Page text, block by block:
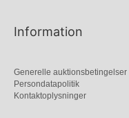
Information
Generelle auktionsbetingelser
Persondatapolitik
Kontaktoplysninger